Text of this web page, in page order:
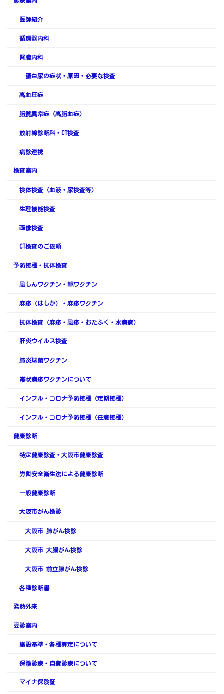
医師紹介
循環器内科
腎臓内科
蛋白尿の症状・原因・必要な検査
高血圧症
脂質異常症（高脂血症）
放射線診断科・CT検査
病診連携
検査案内
検体検査（血液・尿検査等）
生理機能検査
画像検査
CT検査のご依頼
予防接種・抗体検査
風しんワクチン・MRワクチン
麻疹（はしか）・麻疹ワクチン
抗体検査（麻疹・風疹・おたふく・水疱瘡）
肝炎ウイルス検査
肺炎球菌ワクチン
帯状疱疹ワクチンについて
インフル・コロナ予防接種（定期接種）
インフル・コロナ予防接種（任意接種）
健康診断
特定健康診査・大阪市健康診査
労働安全衛生法による健康診断
一般健康診断
大阪市がん検診
大阪市 肺がん検診
大阪市 大腸がん検診
大阪市 前立腺がん検診
各種診断書
発熱外来
受診案内
施設基準・各種算定について
保険診療・自費診療について
マイナ保険証